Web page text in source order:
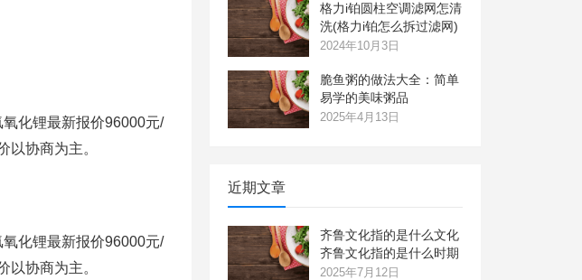
化锂最新报价96000元/
以协商为主。
化锂最新报价96000元/
以协商为主。
格力i铂圆柱空调滤网怎清
洗(格力i铂怎么拆过滤网)
2024年10月3日
脆鱼粥的做法大全：简单
易学的美味粥品
2025年4月13日
近期文章
齐鲁文化指的是什么文化
齐鲁文化指的是什么时期
2025年7月12日